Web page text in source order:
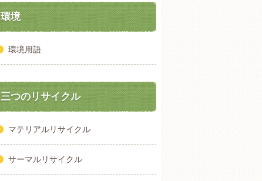
環境
環境用語
三つのリサイクル
マテリアルリサイクル
サーマルリサイクル